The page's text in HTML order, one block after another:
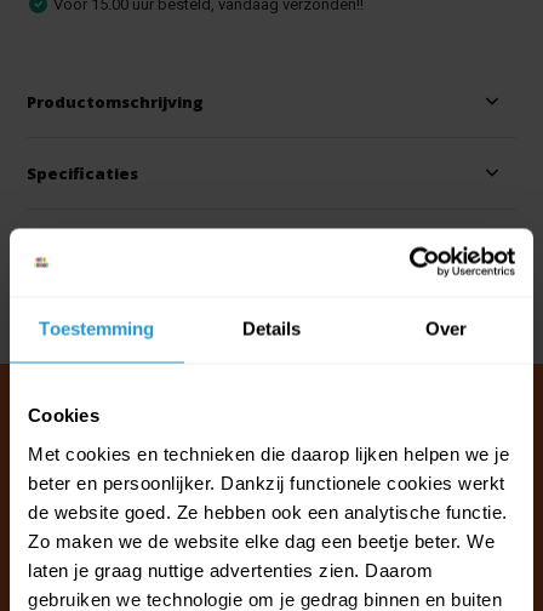
Toestemming Details Over
Cookies
Met cookies en technieken die daarop lijken helpen we je
beter en persoonlijker. Dankzij functionele cookies werkt
de website goed. Ze hebben ook een analytische functie.
Zo maken we de website elke dag een beetje beter. We
laten je graag nuttige advertenties zien. Daarom
gebruiken we technologie om je gedrag binnen en buiten
Voor 15.00 uur besteld, vandaag verzonden!!
Productomschrijving
Specificaties
Klantenservice & FAQ
Wij staan voor u klaar.
Ma t/m vr van 09:30 - 16:00 telefonisch
+31 (0)13 785 62 41